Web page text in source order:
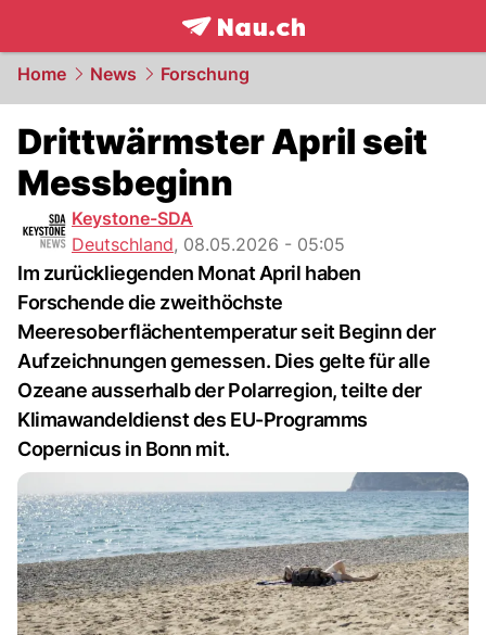
frontpage.NAU.ch
Home News Forschung
Drittwärmster April seit
Messbeginn
Keystone-SDA
Deutschland, 08.05.2026 - 05:05
Im zurückliegenden Monat April haben
Forschende die zweithöchste
Meeresoberflächentemperatur seit Beginn der
Aufzeichnungen gemessen. Dies gelte für alle
Ozeane ausserhalb der Polarregion, teilte der
Klimawandeldienst des EU-Programms
Copernicus in Bonn mit.